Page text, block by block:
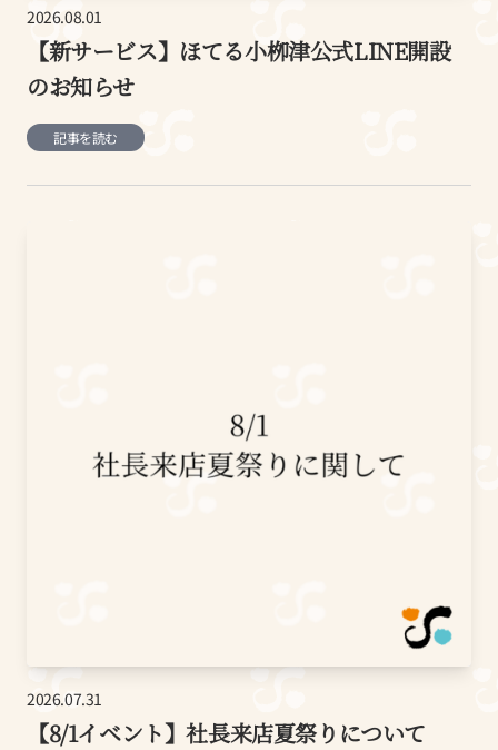
2026.08.01
【新サービス】ほてる小栁津公式LINE開設
のお知らせ
記事を読む
2026.07.31
【8/1イベント】社長来店夏祭りについて